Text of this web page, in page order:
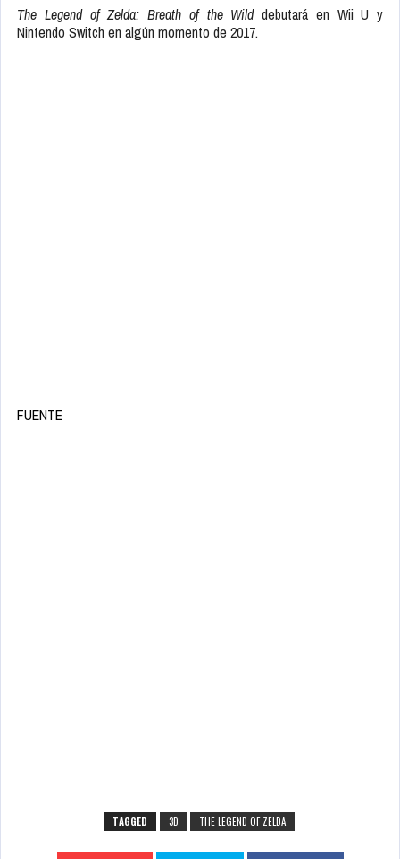
The Legend of Zelda: Breath of the Wilddebutará en Wii U y
Nintendo Switch en algún momento de 2017.
FUENTE
TAGGED 3D THE LEGEND OF ZELDA